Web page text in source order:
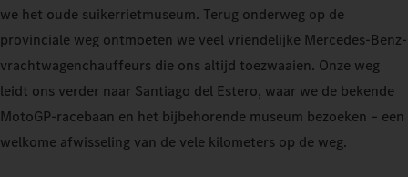
we het oude suikerrietmuseum. Terug onderweg op de
provinciale weg ontmoeten we veel vriendelijke Mercedes-Benz-
vrachtwagenchauffeurs die ons altijd toezwaaien. Onze weg
leidt ons verder naar Santiago del Estero, waar we de bekende
MotoGP-racebaan en het bijbehorende museum bezoeken – een
welkome afwisseling van de vele kilometers op de weg.